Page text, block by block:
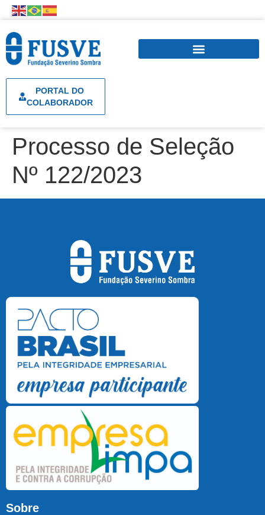
PORTAL DO
COLABORADOR
Processo de Seleção
Nº 122/2023
Sobre